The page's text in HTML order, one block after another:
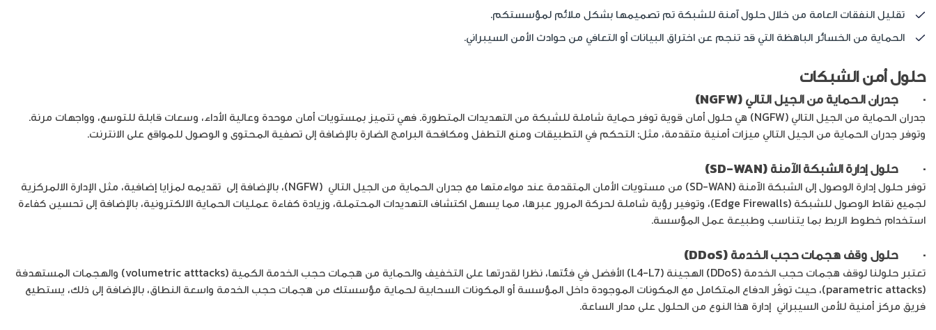
تقليل النفقات العامة من خلال حلول آمنة للشبكة تم تصميمها بشكل ملائم لمؤسستكم.
الحماية من الخسائر الباهظة التي قد تنجم عن اختراق البيانات أو التعافي من حوادث الأمن السيبراني.
حلول أمن الشبكات
· جدران الحماية من الجيل التالي (NGFW)
جدران الحماية من الجيل التالي (NGFW) هي حلول أمان قوية توفر حماية شاملة للشبكة من التهديدات المتطورة. فهي تتميز بمستويات أمان موحدة وعالية الأداء، وسعات قابلة للتوسع، وواجهات مرنة.
وتوفر جدران الحماية من الجيل التالي ميزات أمنية متقدمة، مثل: التحكم في التطبيقات ومنع التطفل ومكافحة البرامج الضارة بالإضافة إلى تصفية المحتوى و الوصول للمواقع على الانترنت.
· حلول إدارة الشبكة الآمنة (SD-WAN)
توفر حلول إدارة الوصول إلى الشبكة الآمنة (SD-WAN) من مستويات الأمان المتقدمة عند مواءمتها مع جدران الحماية من الجيل التالي (NGFW)، بالإضافة إلى تقديمه لمزايا إضافية، مثل الإدارة الالمركزية
لجميع نقاط الوصول للشبكة (Edge Firewalls)، وتوفير رؤية شاملة لحركة المرور عبرها، مما يسهل اكتشاف التهديدات المحتملة، وزيادة كفاءة عمليات الحماية الالكترونية، بالإضافة إلى تحسين كفاءة
استخدام خطوط الربط بما يتناسب وطبيعة عمل المؤسسة.
· حلول وقف هجمات حجب الخدمة (DDoS)
تعتبر حلولنا لوقف هجمات حجب الخدمة (DDoS) الهجينة (L4-L7) الأفضل في فئتها، نظرا لقدرتها على التخفيف والحماية من هجمات حجب الخدمة الكمية (volumetric atttacks) والهجمات المستهدفة
(parametric attacks)، حيث توفّر الدفاع المتكامل مع المكونات الموجودة داخل المؤسسة أو المكونات السحابية لحماية مؤسستك من هجمات حجب الخدمة واسعة النطاق، بالإضافة إلى ذلك، يستطيع
فريق مركز أمنية للأمن السيبراني إدارة هذا النوع من الحلول على مدار الساعة.